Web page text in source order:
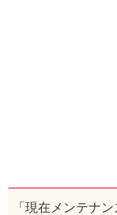
「現在メンテナ